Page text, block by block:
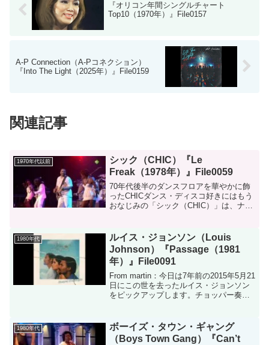
『オリコン年間シングルチャート
Top10（1970年）』File0157
A-P Connection（A-Pコネクション）
『Into The Light（2025年）』File0159
関連記事
1970年代以前
シック（CHIC）『Le
Freak（1978年）』File0059
70年代後半のダンスフロアを華やかに飾
ったCHICダンス・ディスコ好きにはもう
おなじみの「シック（CHIC）」は、ナイ
しました。やっぱりシックの魅力は、ナ
イル...
1980年代
ルイス・ジョンソン（Louis
Johnson）『Passage（1981
年）』File0091
From martin：今日は7年前の2015年5月21
日にこの世を去ったルイス・ジョンソン
をピックアップします。チョッパー奏法
サートでした。とにかくカッコいいの
一...
1980年代
ボーイズ・タウン・ギャング
（Boys Town Gang）『Can’t